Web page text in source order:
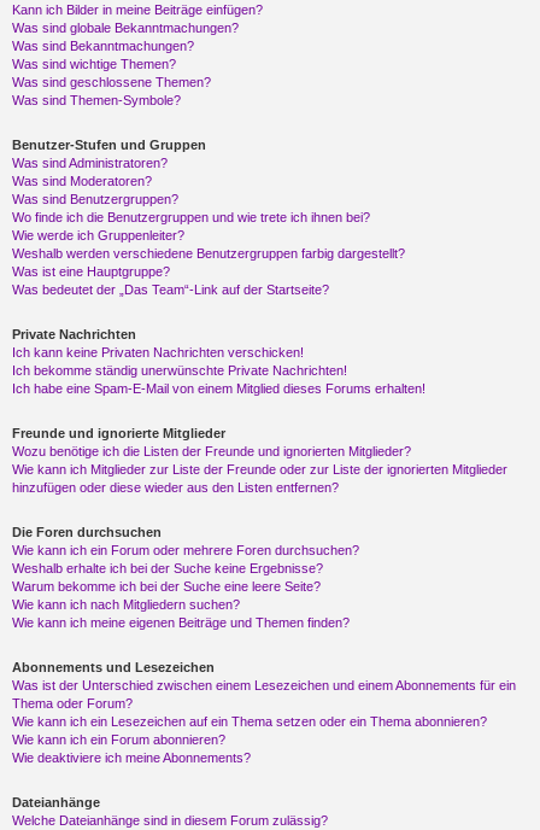
Kann ich Bilder in meine Beiträge einfügen?
Was sind globale Bekanntmachungen?
Was sind Bekanntmachungen?
Was sind wichtige Themen?
Was sind geschlossene Themen?
Was sind Themen-Symbole?
Benutzer-Stufen und Gruppen
Was sind Administratoren?
Was sind Moderatoren?
Was sind Benutzergruppen?
Wo finde ich die Benutzergruppen und wie trete ich ihnen bei?
Wie werde ich Gruppenleiter?
Weshalb werden verschiedene Benutzergruppen farbig dargestellt?
Was ist eine Hauptgruppe?
Was bedeutet der „Das Team“-Link auf der Startseite?
Private Nachrichten
Ich kann keine Privaten Nachrichten verschicken!
Ich bekomme ständig unerwünschte Private Nachrichten!
Ich habe eine Spam-E-Mail von einem Mitglied dieses Forums erhalten!
Freunde und ignorierte Mitglieder
Wozu benötige ich die Listen der Freunde und ignorierten Mitglieder?
Wie kann ich Mitglieder zur Liste der Freunde oder zur Liste der ignorierten Mitglieder
hinzufügen oder diese wieder aus den Listen entfernen?
Die Foren durchsuchen
Wie kann ich ein Forum oder mehrere Foren durchsuchen?
Weshalb erhalte ich bei der Suche keine Ergebnisse?
Warum bekomme ich bei der Suche eine leere Seite?
Wie kann ich nach Mitgliedern suchen?
Wie kann ich meine eigenen Beiträge und Themen finden?
Abonnements und Lesezeichen
Was ist der Unterschied zwischen einem Lesezeichen und einem Abonnements für ein
Thema oder Forum?
Wie kann ich ein Lesezeichen auf ein Thema setzen oder ein Thema abonnieren?
Wie kann ich ein Forum abonnieren?
Wie deaktiviere ich meine Abonnements?
Dateianhänge
Welche Dateianhänge sind in diesem Forum zulässig?